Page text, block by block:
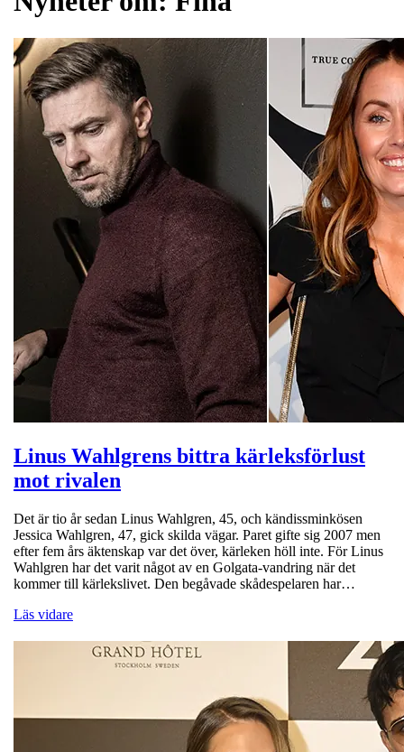
Linus Wahlgrens bittra kärleksförlust
mot rivalen
Det är tio år sedan Linus Wahlgren, 45, och kändissminkösen
Jessica Wahlgren, 47, gick skilda vägar. Paret gifte sig 2007 men
efter fem års äktenskap var det över, kärleken höll inte. För Linus
Wahlgren har det varit något av en Golgata-vandring när det
kommer till kärlekslivet. Den begåvade skådespelaren har…
Läs vidare